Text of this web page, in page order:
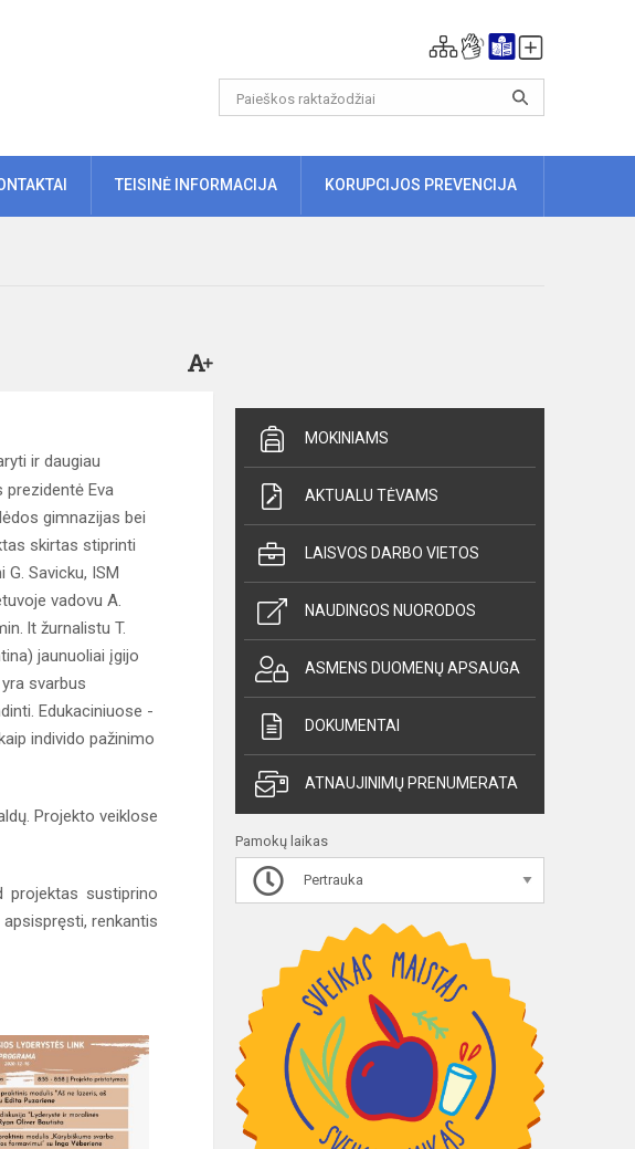
TEISINĖ INFORMACIJA KORUPCIJOS PREVENCIJA
ir daugiau
prezidentė Eva
gimnazijas bei
skirtas stiprinti
Savicku, ISM
vadovu A.
lt žurnalistu T.
jaunuoliai įgijo
svarbus
Edukaciniuose -
individo pažinimo
Projekto veiklose
sustiprino
renkantis
MOKINIAMS
AKTUALU TĖVAMS
LAISVOS DARBO VIETOS
NAUDINGOS NUORODOS
ASMENS DUOMENŲ APSAUGA
DOKUMENTAI
ATNAUJINIMŲ PRENUMERATA
Pamokų laikas
Pertrauka